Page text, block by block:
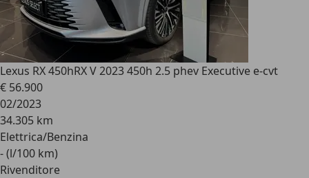
Lexus RX 450hRX V 2023 450h 2.5 phev Executive e-cvt
€ 56.900
02/2023
34.305 km
Elettrica/Benzina
- (l/100 km)
Rivenditore